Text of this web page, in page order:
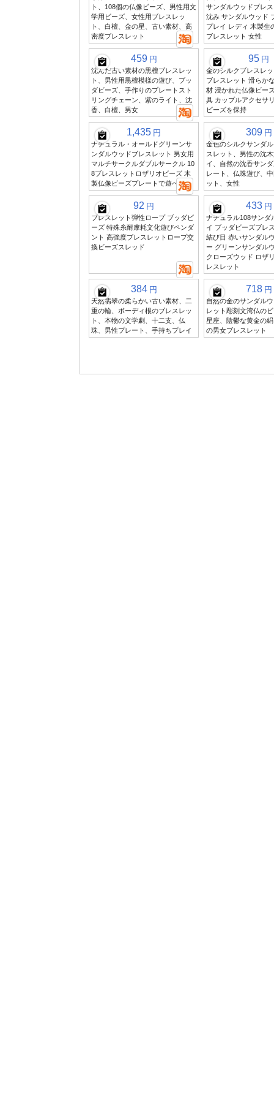
ト、108個の仏像ビーズ、男性用文
学用ビーズ、女性用ブレスレッ
ト、白檀、金の星、古い素材、高
密度ブレスレット
サンダルウッドブレ
沈み サンダルウッド
プレイ レディ 木製生
ブレスレット 女性
459 円
沈んだ古い素材の黒檀ブレスレッ
ト、男性用黒檀模様の遊び、ブッ
ダビーズ、手作りのプレートスト
リングチェーン、紫のライト、沈
香、白檀、男女
95 円
金のシルクブレスレ
ブレスレット 滑らか
材 浸かれた仏像ビー
具 カップルアクセサ
ビーズを保持
1,435 円
ナチュラル・オールドグリーンサ
ンダルウッドブレスレット 男女用
マルチサークルダブルサークル 10
8ブレスレットロザリオビーズ 木
製仏像ビーズプレートで遊べる
309 円
金色のシルクサンダ
スレット、男性の沈
イ、自然の沈香サン
レート、仏珠遊び、
ット、女性
92 円
ブレスレット弾性ロープ ブッダビ
ーズ 特殊糸耐摩耗文化遊びペンダ
ント 高強度ブレスレットロープ交
換ビーズスレッド
433 円
ナチュラル108サンダ
イ ブッダビーズブレ
結び目 赤いサンダル
ー グリーンサンダル
クローズウッド ロザ
レスレット
384 円
天然翡翠の柔らかい古い素材、二
重の輪、ボーディ根のブレスレッ
ト、本物の文学劇、十二支、仏
珠、男性プレート、手持ちプレイ
718 円
自然の金のサンダル
レット彫刻文湾仏の
星座、陰鬱な黄金の
の男女ブレスレット